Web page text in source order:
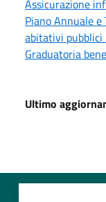
Assicurazione
Piano Annuale
abitativi
Graduatoria
Ultimo